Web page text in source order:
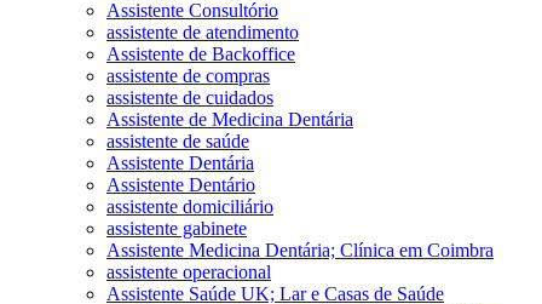
Assistente Consultório
assistente de atendimento
Assistente de Backoffice
assistente de compras
assistente de cuidados
Assistente de Medicina Dentária
assistente de saúde
Assistente Dentária
Assistente Dentário
assistente domiciliário
assistente gabinete
Assistente Medicina Dentária; Clínica em Coimbra
assistente operacional
Assistente Saúde UK; Lar e Casas de Saúde